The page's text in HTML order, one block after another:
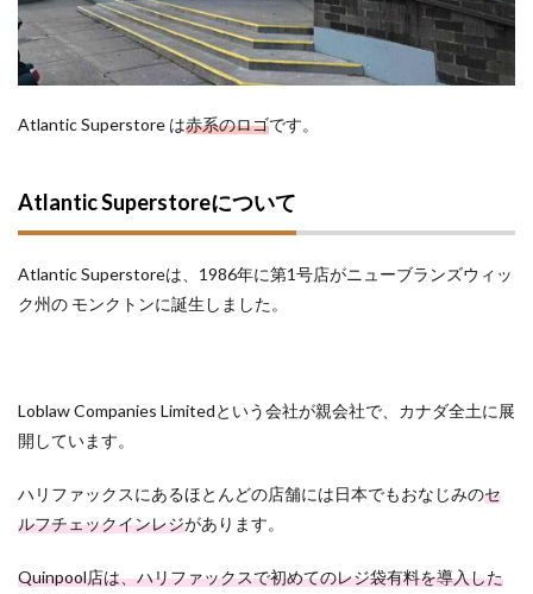
Atlantic Superstore は赤系のロゴです。
Atlantic Superstoreについて
Atlantic Superstoreは、1986年に第1号店がニューブランズウィッ
ク州の モンクトンに誕生しました。
Loblaw Companies Limitedという会社が親会社で、カナダ全土に展
開しています。
ハリファックスにあるほとんどの店舗には日本でもおなじみのセ
ルフチェックインレジがあります。
Quinpool店は、ハリファックスで初めてのレジ袋有料を導入した